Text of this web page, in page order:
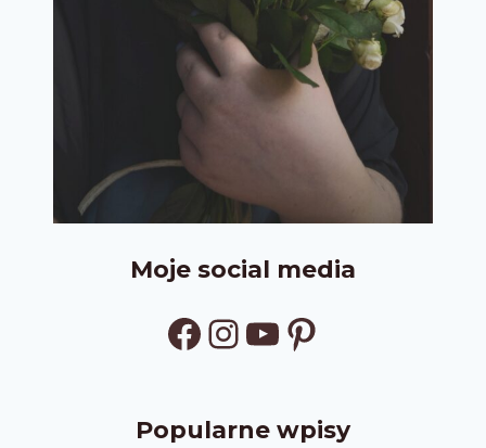
Moje social media
Facebook
Instagram
YouTube
Pinterest
Popularne wpisy